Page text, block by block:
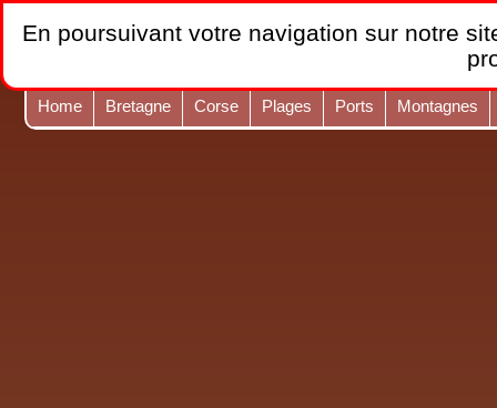
Home Bretagne Corse Plages Ports Montagnes
En poursuivant votre navigation sur notre